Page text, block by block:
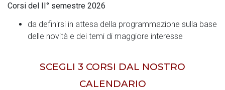
Corsi del II° semestre 2026
da definirsi in attesa della programmazione sulla base
delle novità e dei temi di maggiore interesse
SCEGLI 3 CORSI DAL NOSTRO
CALENDARIO